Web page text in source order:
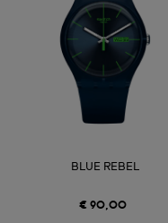
BLUE REBEL
€ 90,00